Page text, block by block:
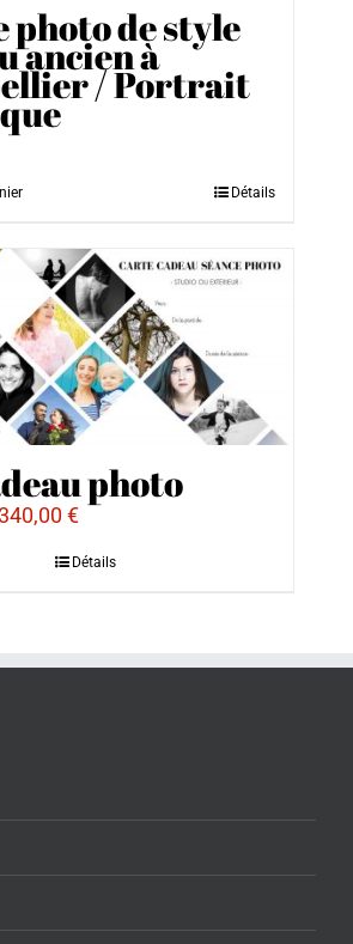
photo de style
ancien à
/ Portrait
Détails
photo
€
Détails